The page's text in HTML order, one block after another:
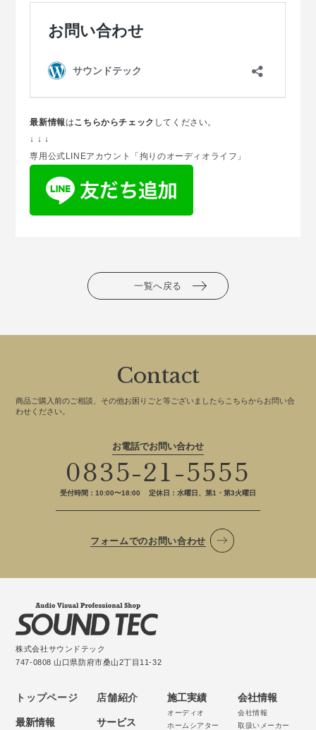
最新情報はこちらからチェック してください。
↓ ↓ ↓
専用公式LINEアカウント「拘りのオーディオライフ」
一覧へ戻る
Contact
商品ご購入前のご相談、その他お困りごと等ございましたらこちらからお問い合
わせください。
お電話でお問い合わせ
0835-21-5555
受付時間：10:00〜18:00 定休日：水曜日、第1・第3火曜日
フォームでのお問い合わせ
株式会社サウンドテック
747-0808 山口県防府市桑山2丁目11-32
トップページ
最新情報
店舗紹介
サービス
施工実績
オーディオ
ホームシアター
会社情報
会社情報
取扱いメーカー